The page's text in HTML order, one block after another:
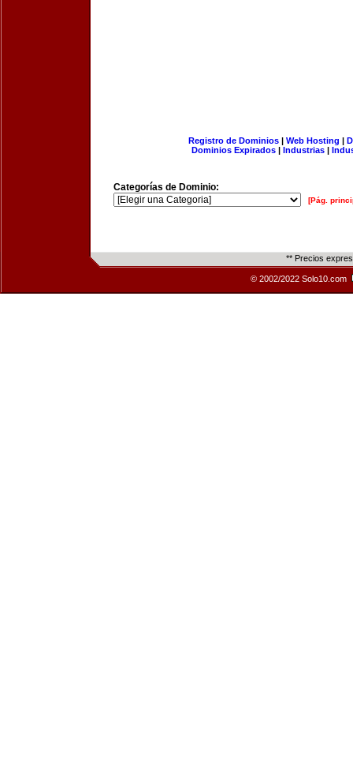
Registro de Dominios| Web Hosting |
Dominios Expirados | Industrias |
Categorías de Dominio:
[Pág.
** Precios
© 2002/2022 Solo10.com